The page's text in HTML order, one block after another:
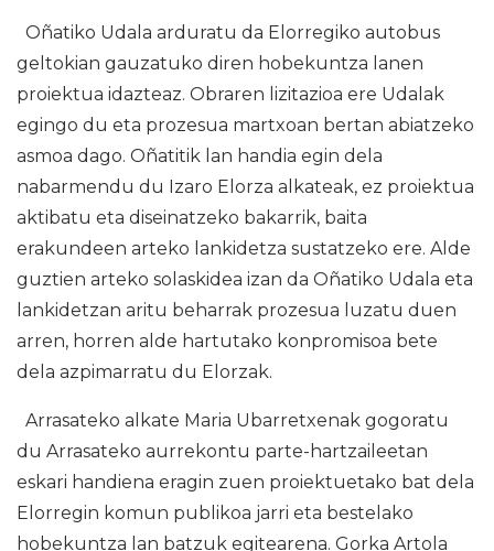
Oñatiko Udala arduratu da Elorregiko autobus
geltokian gauzatuko diren hobekuntza lanen
proiektua idazteaz. Obraren lizitazioa ere Udalak
egingo du eta prozesua martxoan bertan abiatzeko
asmoa dago. Oñatitik lan handia egin dela
nabarmendu du Izaro Elorza alkateak, ez proiektua
aktibatu eta diseinatzeko bakarrik, baita
erakundeen arteko lankidetza sustatzeko ere. Alde
guztien arteko solaskidea izan da Oñatiko Udala eta
lankidetzan aritu beharrak prozesua luzatu duen
arren, horren alde hartutako konpromisoa bete
dela azpimarratu du Elorzak.
Arrasateko alkate Maria Ubarretxenak gogoratu
du Arrasateko aurrekontu parte-hartzaileetan
eskari handiena eragin zuen proiektuetako bat dela
Elorregin komun publikoa jarri eta bestelako
hobekuntza lan batzuk egitearena. Gorka Artola